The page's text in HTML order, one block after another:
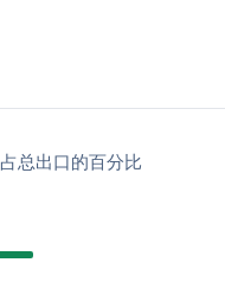
占总出口的百分比